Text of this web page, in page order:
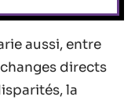
aussi, entre
directs
la